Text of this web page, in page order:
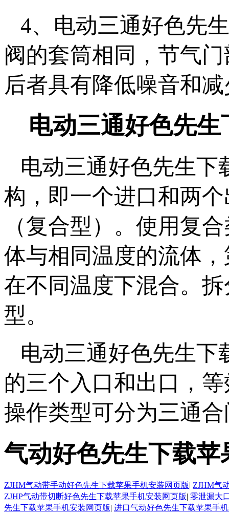
4、电动三通好色
阀的套筒相同，节气
后者具有降低噪音和减
电动三通好色先
电动三通好色先生下
构，即一个进口和两
（复合型）。使用复
体与相同温度的流体
在不同温度下混合
型。
电动三通好色先生下
的三个入口和出口，
操作类型可分为三通合
气动好色先生下载
ZJHM气动带手动好色先生下载苹果手机安装网页版| ZJHM气
ZJHP气动带切断好色先生下载苹果手机安装网页版| 零泄漏大
先生下载苹果手机安装网页版| 进口气动好色先生下载苹果手